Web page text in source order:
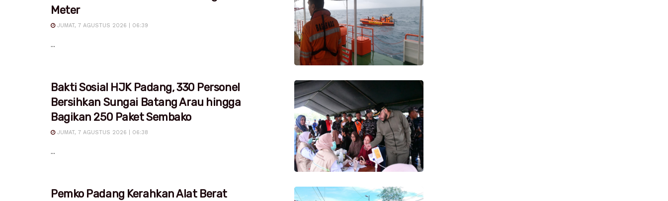
Meter
JUMAT, 7 AGUSTUS 2026 | 06:39
...
Bakti Sosial HJK Padang, 330 Personel
Bersihkan Sungai Batang Arau hingga
Bagikan 250 Paket Sembako
JUMAT, 7 AGUSTUS 2026 | 06:38
...
Pemko Padang Kerahkan Alat Berat